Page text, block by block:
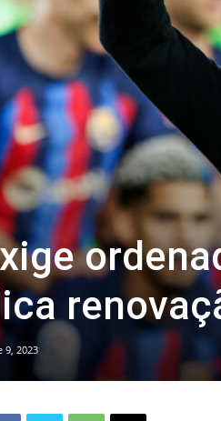
9, 2023